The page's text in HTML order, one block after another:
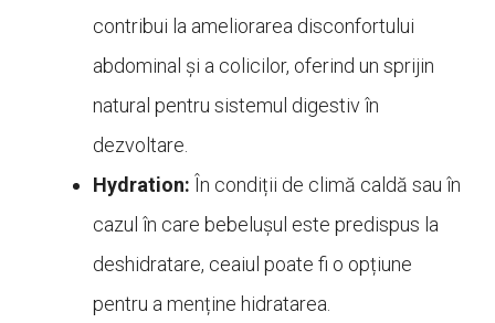
contribui la ameliorarea disconfortului
abdominal și a colicilor, oferind un sprijin
natural pentru sistemul digestiv în
dezvoltare.
Hydration: În condiții de climă caldă sau în
cazul în care bebelușul este predispus la
deshidratare, ceaiul poate fi o opțiune
pentru a menține hidratarea.